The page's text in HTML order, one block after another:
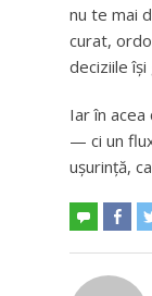
nu te mai
curat,
deciziile
Iar în
— ci un
ușurință,